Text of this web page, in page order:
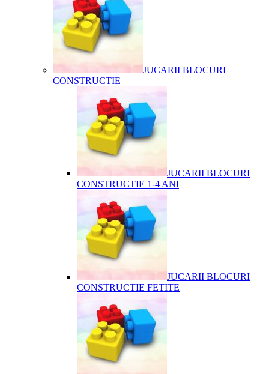
JUCARII BLOCURI
CONSTRUCTIE
JUCARII BLOCURI
CONSTRUCTIE 1-4 ANI
JUCARII BLOCURI
CONSTRUCTIE FETITE